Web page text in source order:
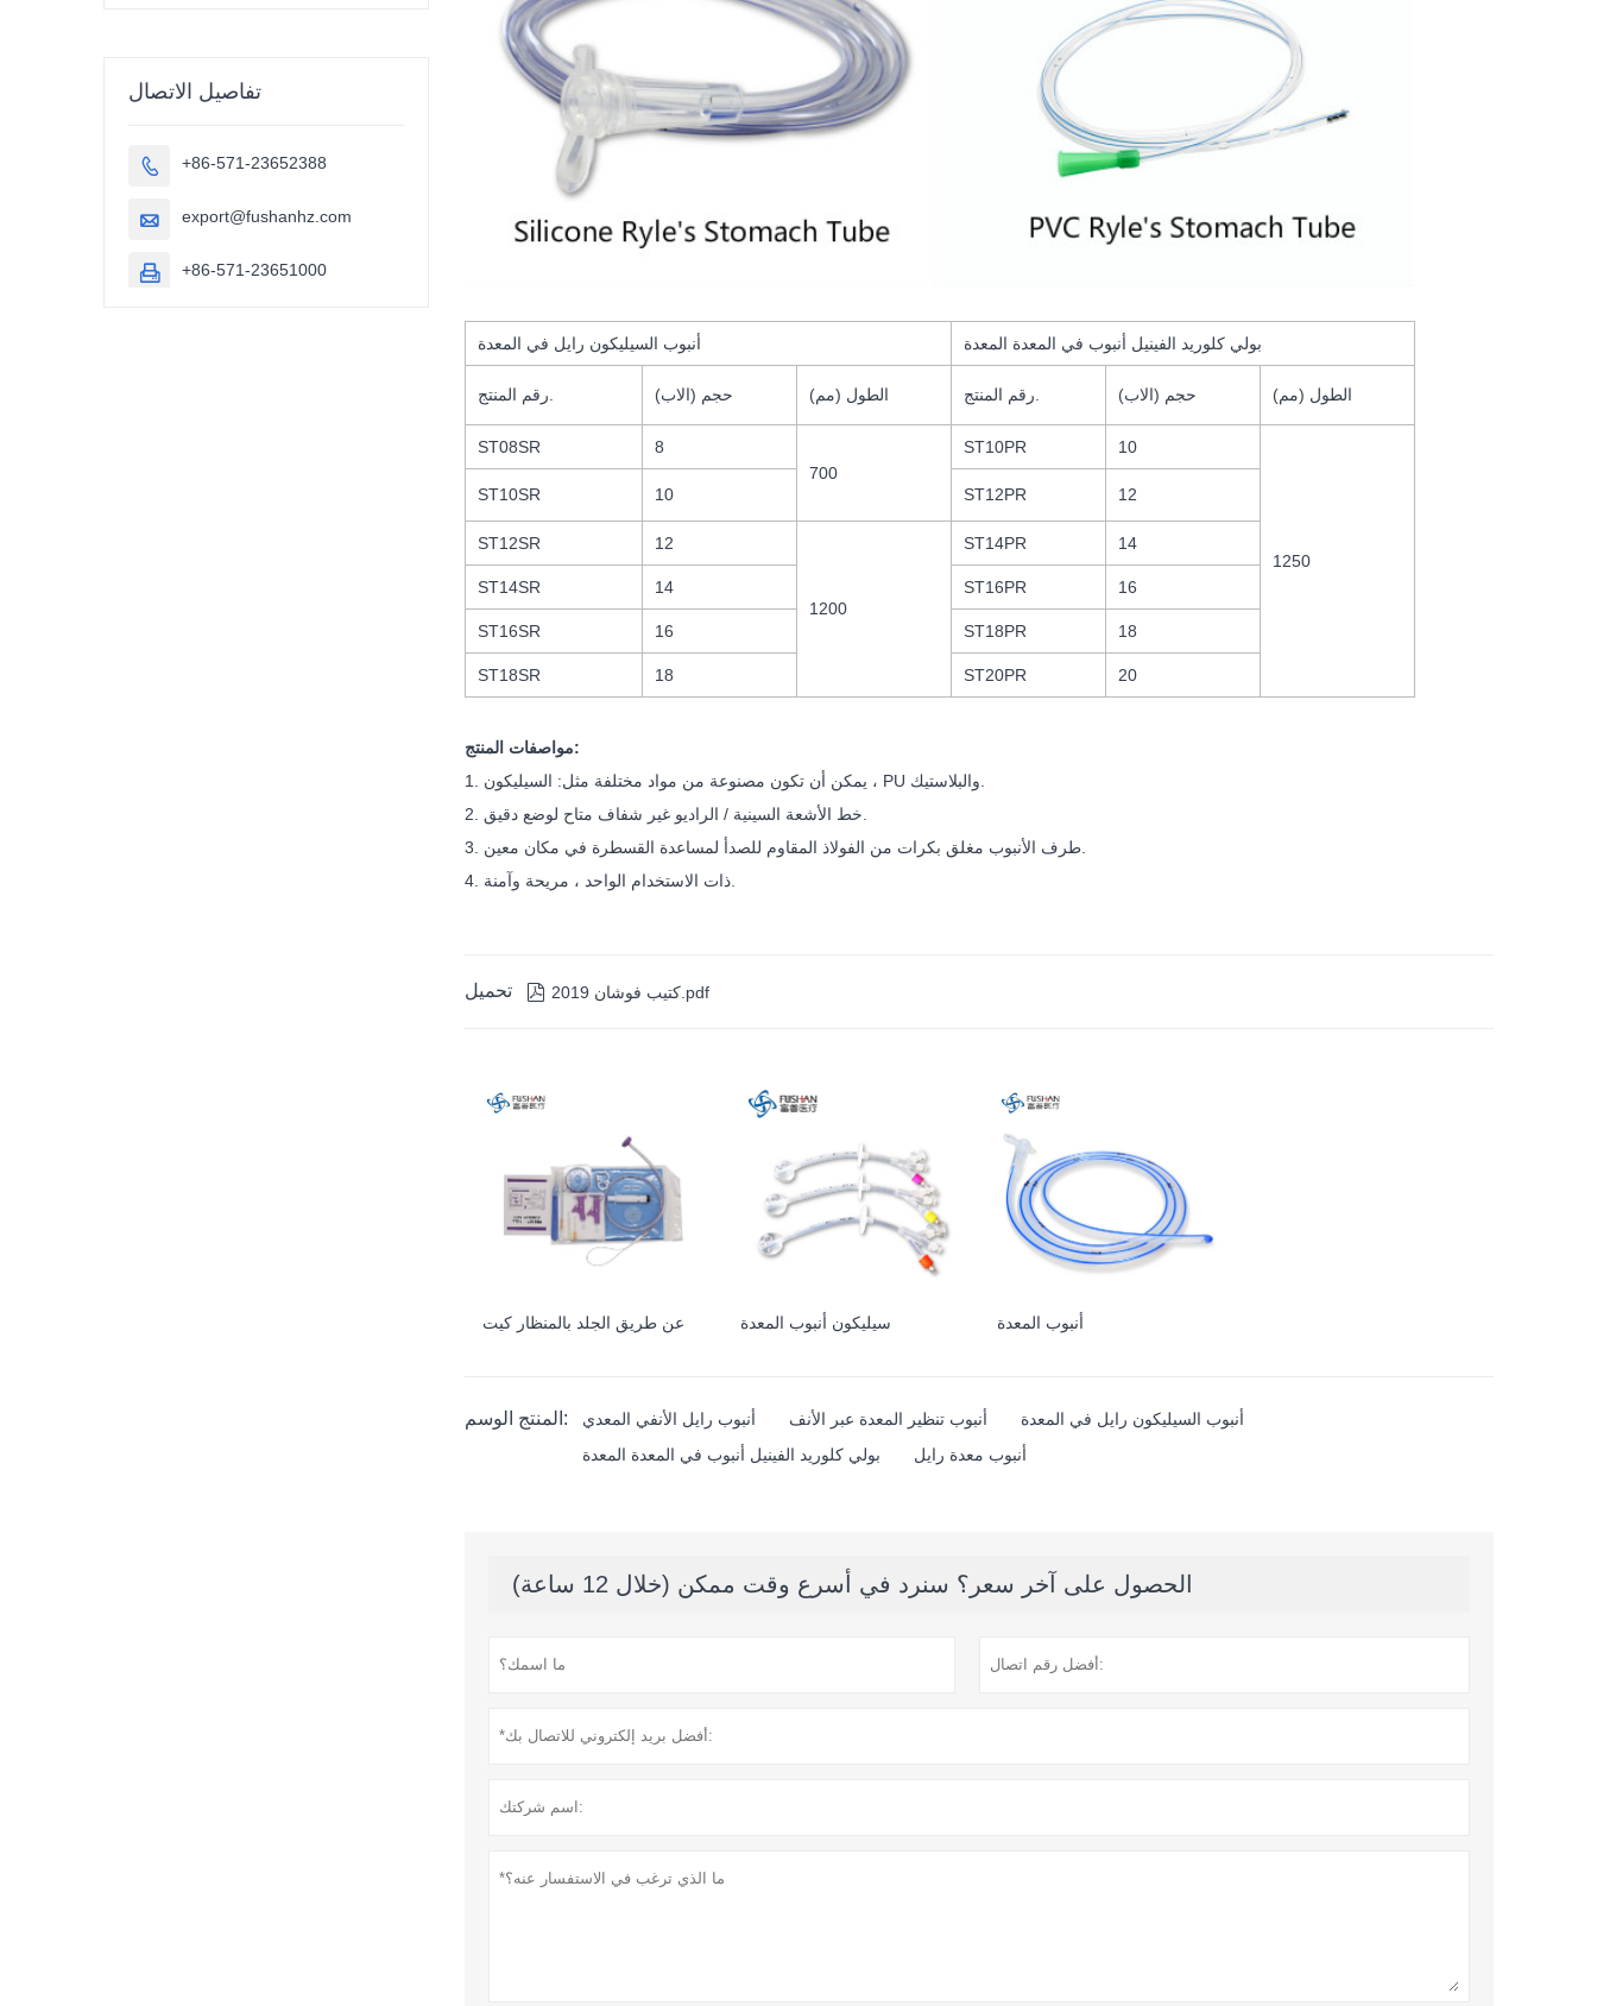
أنبوب السيليكون رايل في المعدة بولي كلوريد الفينيل أنبوب في المعدة المعدة
رقم المنتج. حجم (الاب) الطول (مم) رقم المنتج. حجم (الاب) الطول (مم)
ST08SR
8
700
ST10PR 10
1250
ST10SR 10 ST12PR 12
ST12SR 12
1200
ST14PR 14
ST14SR 14 ST16PR 16
ST16SR 16 ST18PR 18
ST18SR 18 ST20PR 20
مواصفات المنتج:
1. يمكن أن تكون مصنوعة من مواد مختلفة مثل: السيليكون ، PU والبلاستيك.
2. خط الأشعة السينية / الراديو غير شفاف متاح لوضع دقيق.
3. طرف الأنبوب مغلق بكرات من الفولاذ المقاوم للصدأ لمساعدة القسطرة في مكان معين.
4. ذات الاستخدام الواحد ، مريحة وآمنة.
تحميل  كتيب فوشان 2019.pdf
عن طريق الجلد بالمنظار كيت سيليكون أنبوب المعدة أنبوب المعدة
المنتج الوسم: أنبوب رايل الأنفي المعدي أنبوب تنظير المعدة عبر الأنف
أنبوب السيليكون رايل في المعدة
بولي كلوريد الفينيل أنبوب في المعدة المعدة
أنبوب معدة رايل
الحصول على آخر سعر؟ سنرد في أسرع وقت ممكن (خلال 12 ساعة)
تفاصيل الاتصال
 +86-571-23652388
 export@fushanhz.com
 +86-571-23651000